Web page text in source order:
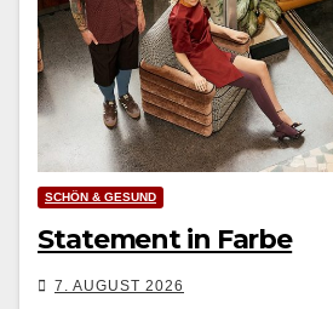
SCHÖN & GESUND
Statement in Farbe
7. AUGUST 2026